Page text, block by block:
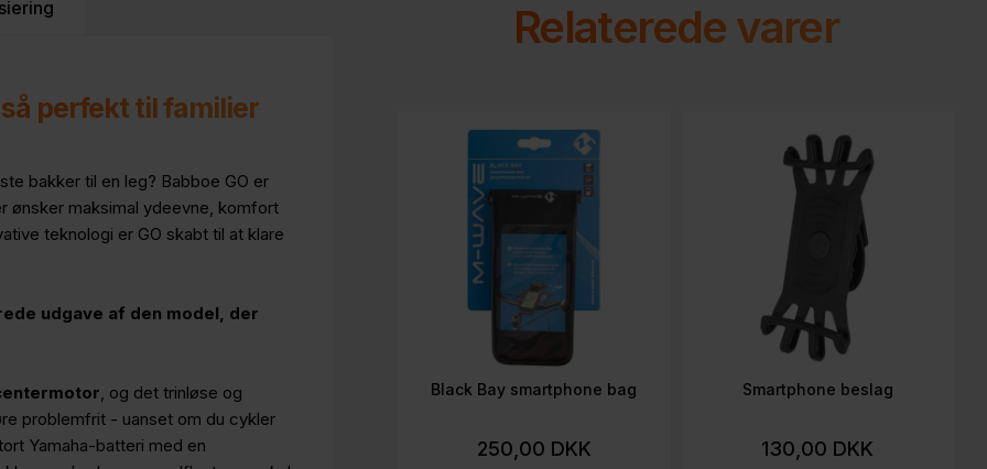
perfekt til familier
bakker til en leg? Babboe GO er
ønsker maksimal ydeevne, komfort
teknologi er GO skabt til at klare
udgave af den model, der
, og det trinløse og
problemfrit - uanset om du cykler
Yamaha-batteri med en
Relaterede varer
Black Bay smartphone bag
250,00 DKK
Smartphone beslag
130,00 DKK